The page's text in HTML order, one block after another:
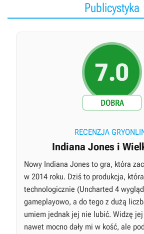
Publicystyka
7.0
DOBRA
RECENZJA
Indiana Jones i
Nowy Indiana Jones to gra, która
w 2014 roku. Dziś to produkcja,
technologicznie (Uncharted 4
gameplayowo, a do tego z dużą
umiem jednak jej nie lubić. Widzę
nawet mocno dały mi w kość, ale